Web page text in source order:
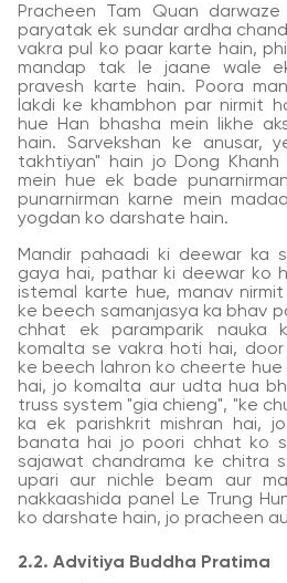
Pracheen Tam Quan
paryatak ek sundar ardha
vakra pul ko paar karte hain,
mandap tak le jaane wale
pravesh karte hain. Poora
lakdi ke khambhon par nirmit
hue Han bhasha mein likhe
hain. Sarvekshan ke anusar,
takhtiyan" hain jo Dong Khanh
mein hue ek bade
punarnirman karne mein
yogdan ko darshate hain.
Mandir pahaadi ki deewar ka
gaya hai, pathar ki deewar ko
istemal karte hue, manav
ke beech samanjasya ka bhav
chhat ek paramparik nauka
komalta se vakra hoti hai,
ke beech lahron ko cheerte
hai, jo komalta aur udta hua
truss system "gia chieng", "ke
ka ek parishkrit mishran hai,
banata hai jo poori chhat ko
sajawat chandrama ke chitra
upari aur nichle beam aur
nakkaashida panel Le Trung
ko darshate hain, jo pracheen
2.2. Advitiya Buddha Pratima